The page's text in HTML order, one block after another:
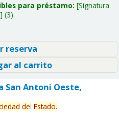
para préstamo: Signatura
(3).
reserva
al carrito
San Antoni Oeste,
del Estado.